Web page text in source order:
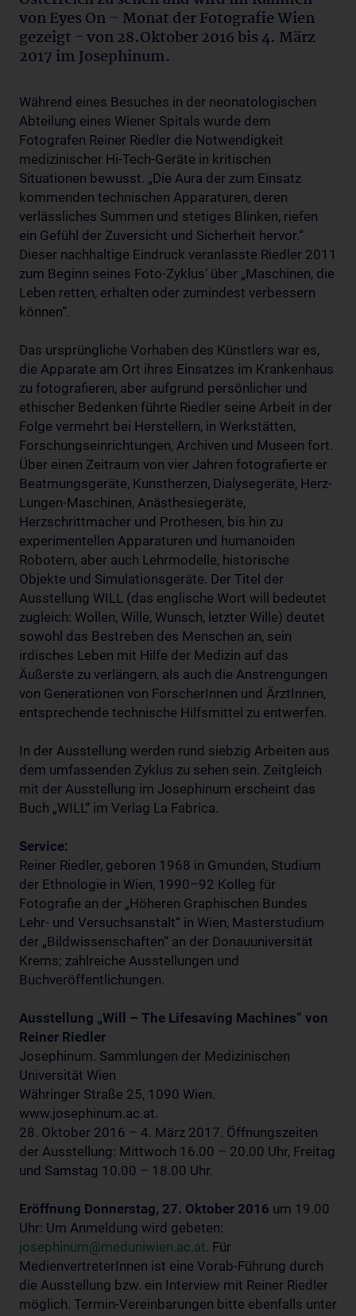
von Eyes On – Monat der Fotografie Wien
gezeigt - von 28.Oktober 2016 bis 4. März
2017 im Josephinum.
Während eines Besuches in der neonatologischen
Abteilung eines Wiener Spitals wurde dem
Fotografen Reiner Riedler die Notwendigkeit
medizinischer Hi-Tech-Geräte in kritischen
Situationen bewusst. „Die Aura der zum Einsatz
kommenden technischen Apparaturen, deren
verlässliches Summen und stetiges Blinken, riefen
ein Gefühl der Zuversicht und Sicherheit hervor.“
Dieser nachhaltige Eindruck veranlasste Riedler 2011
zum Beginn seines Foto-Zyklus‘ über „Maschinen, die
Leben retten, erhalten oder zumindest verbessern
können“.
Das ursprüngliche Vorhaben des Künstlers war es,
die Apparate am Ort ihres Einsatzes im Krankenhaus
zu fotografieren, aber aufgrund persönlicher und
ethischer Bedenken führte Riedler seine Arbeit in der
Folge vermehrt bei Herstellern, in Werkstätten,
Forschungseinrichtungen, Archiven und Museen fort.
Über einen Zeitraum von vier Jahren fotografierte er
Beatmungsgeräte, Kunstherzen, Dialysegeräte, Herz-
Lungen-Maschinen, Anästhesiegeräte,
Herzschrittmacher und Prothesen, bis hin zu
experimentellen Apparaturen und humanoiden
Robotern, aber auch Lehrmodelle, historische
Objekte und Simulationsgeräte. Der Titel der
Ausstellung WILL (das englische Wort will bedeutet
zugleich: Wollen, Wille, Wunsch, letzter Wille) deutet
sowohl das Bestreben des Menschen an, sein
irdisches Leben mit Hilfe der Medizin auf das
Äußerste zu verlängern, als auch die Anstrengungen
von Generationen von ForscherInnen und ÄrztInnen,
entsprechende technische Hilfsmittel zu entwerfen.
In der Ausstellung werden rund siebzig Arbeiten aus
dem umfassenden Zyklus zu sehen sein. Zeitgleich
mit der Ausstellung im Josephinum erscheint das
Buch „WILL“ im Verlag La Fabrica.
Service:
Reiner Riedler, geboren 1968 in Gmunden, Studium
der Ethnologie in Wien, 1990–92 Kolleg für
Fotografie an der „Höheren Graphischen Bundes
Lehr- und Versuchsanstalt“ in Wien, Masterstudium
der „Bildwissenschaften“ an der Donauuniversität
Krems; zahlreiche Ausstellungen und
Buchveröffentlichungen.
Ausstellung „Will – The Lifesaving Machines“ von
Reiner Riedler
Josephinum. Sammlungen der Medizinischen
Universität Wien
Währinger Straße 25, 1090 Wien.
www.josephinum.ac.at.
28. Oktober 2016 – 4. März 2017. Öffnungszeiten
der Ausstellung: Mittwoch 16.00 – 20.00 Uhr, Freitag
und Samstag 10.00 – 18.00 Uhr.
Eröffnung Donnerstag, 27. Oktober 2016 um 19.00
Uhr: Um Anmeldung wird gebeten:
josephinum@meduniwien.ac.at. Für
MedienvertreterInnen ist eine Vorab-Führung durch
die Ausstellung bzw. ein Interview mit Reiner Riedler
möglich. Termin-Vereinbarungen bitte ebenfalls unter